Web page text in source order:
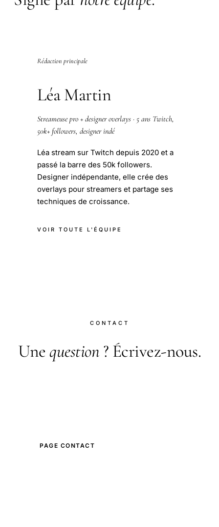
Rédaction principale
Léa Martin
Streameuse pro + designer overlays · 5 ans Twitch,
50k+ followers, designer indé
Léa stream sur Twitch depuis 2020 et a
passé la barre des 50k followers.
Designer indépendante, elle crée des
overlays pour streamers et partage ses
techniques de croissance.
VOIR TOUTE L'ÉQUIPE
CONTACT
Une question ? Écrivez-nous.
PAGE CONTACT